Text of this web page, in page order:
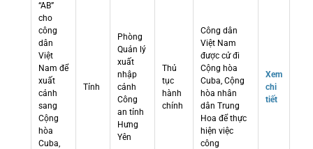
“AB”
cho
công
dân
Việt
Nam để
xuất
cảnh
sang
Cộng
hòa
Cuba,
Tỉnh
Phòng
Quản lý
xuất
nhập
cảnh
Công
an tỉnh
Hưng
Yên
Thủ
tục
hành
chính
Công dân
Việt Nam
được cử đi
Cộng hòa
Cuba, Cộng
hòa nhân
dân Trung
Hoa để thực
hiện việc
công
Xem
chi
tiết